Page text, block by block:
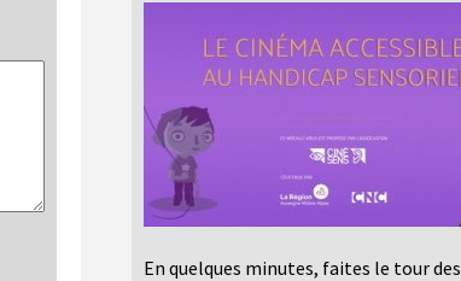
En quelques minutes, faites le tour des